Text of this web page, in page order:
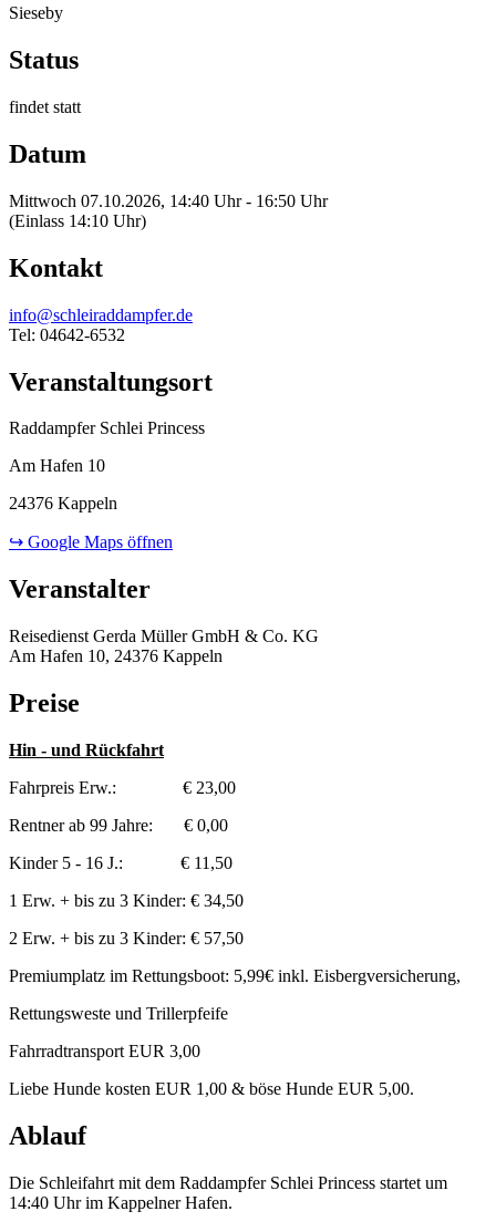
Sieseby
Status
findet statt
Datum
Mittwoch 07.10.2026, 14:40 Uhr - 16:50 Uhr
(Einlass 14:10 Uhr)
Kontakt
info@schleiraddampfer.de
Tel: 04642-6532
Veranstaltungsort
Raddampfer Schlei Princess
Am Hafen 10
24376 Kappeln
↪ Google Maps öffnen
Veranstalter
Reisedienst Gerda Müller GmbH & Co. KG
Am Hafen 10, 24376 Kappeln
Preise
Hin - und Rückfahrt
Fahrpreis Erw.: € 23,00
Rentner ab 99 Jahre: € 0,00
Kinder 5 - 16 J.: € 11,50
1 Erw. + bis zu 3 Kinder: € 34,50
2 Erw. + bis zu 3 Kinder: € 57,50
Premiumplatz im Rettungsboot: 5,99€ inkl. Eisbergversicherung,
Rettungsweste und Trillerpfeife
Fahrradtransport EUR 3,00
Liebe Hunde kosten EUR 1,00 & böse Hunde EUR 5,00.
Ablauf
Die Schleifahrt mit dem Raddampfer Schlei Princess startet um
14:40 Uhr im Kappelner Hafen.